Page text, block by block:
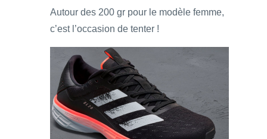
Autour des 200 gr pour le modèle femme,
c’est l’occasion de tenter !